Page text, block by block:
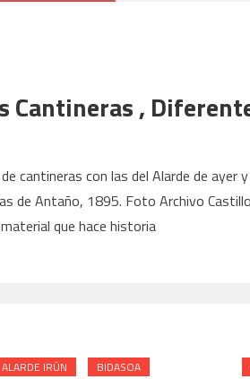
Cantineras ,
cantineras con las del Alarde de ayer
de Antaño, 1895. Foto Archivo
que hace historia
ALARDE IRÚN BIDASOA